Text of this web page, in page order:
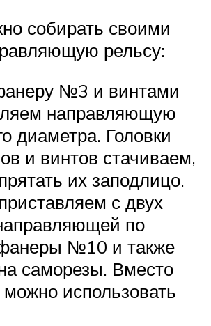
собирать своими
рельсу:
№3 и винтами
направляющую
диаметра. Головки
и винтов стачиваем,
их заподлицо.
с двух
по
№10 и также
саморезы. Вместо
использовать